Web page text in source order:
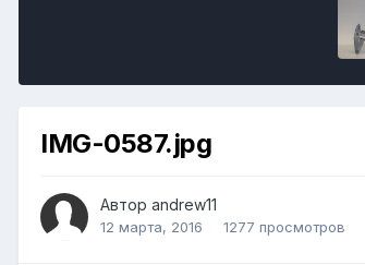
IMG-0587.jpg
Автор andrew11
12 марта, 2016 1277 просмотров